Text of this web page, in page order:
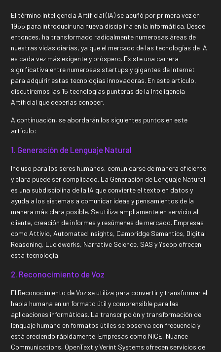
El término Inteligencia Artificial (IA) se acuñó por primera vez en
1955 para introducir una nueva disciplina en la informática. Desde
entonces, ha transformado radicalmente numerosas áreas de
nuestras vidas diarias, ya que el mercado de las tecnologías de IA
es cada vez más exigente y próspero. Existe una carrera
significativa entre numerosas startups y gigantes de Internet
para adquirir estas tecnologías innovadoras. En este artículo,
discutiremos las 15 tecnologías punteras de la Inteligencia
Artificial que deberías conocer.
A continuación, se abordarán los siguientes puntos en este
artículo:
1. Generación de Lenguaje Natural
Incluso para los seres humanos, comunicarse de manera eficiente
y clara puede ser complicado. La Generación de Lenguaje Natural
es una subdisciplina de la IA que convierte el texto en datos y
ayuda a los sistemas a comunicar ideas y pensamientos de la
manera más clara posible. Se utiliza ampliamente en servicio al
cliente, creación de informes y resúmenes de mercado. Empresas
como Attivio, Automated Insights, Cambridge Semantics, Digital
Reasoning, Lucidworks, Narrative Science, SAS y Yseop ofrecen
esta tecnología.
2. Reconocimiento de Voz
El Reconocimiento de Voz se utiliza para convertir y transformar el
habla humana en un formato útil y comprensible para las
aplicaciones informáticas. La transcripción y transformación del
lenguaje humano en formatos útiles se observa con frecuencia y
está creciendo rápidamente. Empresas como NICE, Nuance
Communications, OpenText y Verint Systems ofrecen servicios de